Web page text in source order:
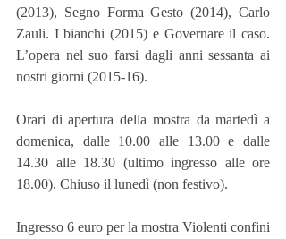
(2013), Segno Forma Gesto (2014), Carlo
Zauli. I bianchi (2015) e Governare il caso.
L’opera nel suo farsi dagli anni sessanta ai
nostri giorni (2015-16).
Orari di apertura della mostra da martedì a
domenica, dalle 10.00 alle 13.00 e dalle
14.30 alle 18.30 (ultimo ingresso alle ore
18.00). Chiuso il lunedì (non festivo).
Ingresso 6 euro per la mostra Violenti confini